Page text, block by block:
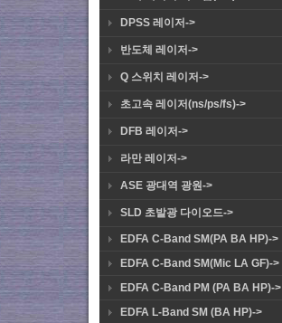
DPSS 레이저->
반도체 레이저->
Q 스위치 레이저->
초고속 레이저(ns/ps/fs)->
DFB 레이저->
라만 레이저->
ASE 광대역 광원->
SLD 초발광 다이오드->
EDFA C-Band SM(PA BA HP)->
EDFA C-Band SM(Mic LA GF)->
EDFA C-Band PM (PA BA HP)->
EDFA L-Band SM (BA HP)->